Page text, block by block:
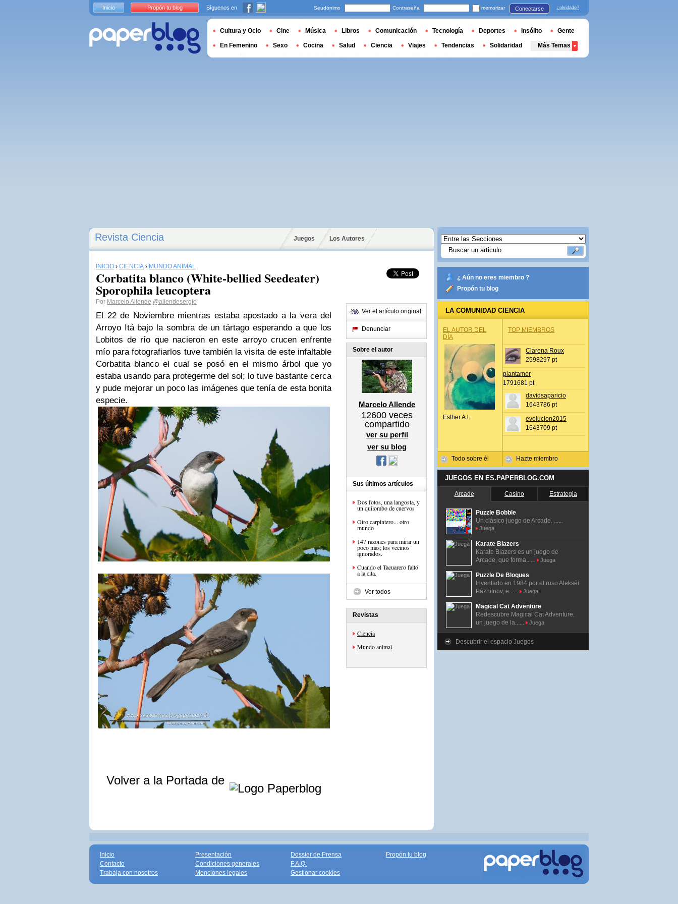
Revista Ciencia Juegos Los Autores
INICIO › CIENCIA › MUNDO ANIMAL
Corbatita blanco (White-bellied Seedeater)
Sporophila leucoptera
Por Marcelo Allende @allendesergio
El 22 de Noviembre mientras estaba apostado a la vera del
Arroyo Itá bajo la sombra de un tártago esperando a que los
Lobitos de río que nacieron en este arroyo crucen enfrente
mío para fotografiarlos tuve también la visita de este infaltable
Corbatita blanco el cual se posó en el mismo árbol que yo
estaba usando para protegerme del sol; lo tuve bastante cerca
y pude mejorar un poco las imágenes que tenía de esta bonita
especie.
Volver a la Portada de
Ver el artículo original
Denunciar
Sobre el autor
Marcelo Allende
12600 veces
compartido
ver su perfil
ver su blog
Sus últimos artículos
Dos fotos, una langosta, y
un quilombo de cuervos
Otro carpintero... otro
mundo
147 razones para mirar un
poco mas; los vecinos
ignorados.
Cuando el Tacuarero faltó
a la cita.
Ver todos
Revistas
Ciencia
Mundo animal
¿ Aún no eres miembro ?
Propón tu blog
LA COMUNIDAD CIENCIA
EL AUTOR DEL
DÍA
Esther A.l.
Todo sobre él
TOP MIEMBROS
Clarena Roux
2598297 pt
plantamer
1791681 pt
davidsaparicio
1643786 pt
evolucion2015
1643709 pt
Hazte miembro
JUEGOS EN ES.PAPERBLOG.COM
Arcade Casino Estrategia
Puzzle Bobble
Un clásico juego de Arcade. ......
Juega
Karate Blazers
Karate Blazers es un juego de
Arcade, que forma......
Juega
Puzzle De Bloques
Inventado en 1984 por el ruso Alekséi
Pázhitnov, e......
Juega
Magical Cat Adventure
Redescubre Magical Cat Adventure,
un juego de la......
Juega
Descubrir el espacio Juegos
Inicio Propón tu blog Síguenos en Seudónimo Contraseña memorizar Conectarse ¿olvidado?
Cultura y Ocio Cine Música Libros Comunicación Tecnología Deportes Insólito Gente
En Femenino Sexo Cocina Salud Ciencia Viajes Tendencias Solidaridad Más Temas
Inicio
Contacto
Trabaja con nosotros
Presentación
Condiciones generales
Menciones legales
Dossier de Prensa
F.A.Q.
Gestionar cookies
Propón tu blog